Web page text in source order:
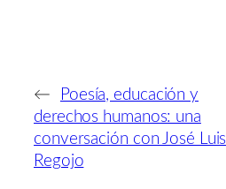
←
Poesía, educación y
derechos humanos: una
conversación con José Luis
Regojo